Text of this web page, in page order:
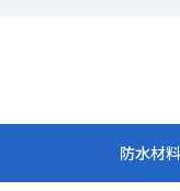
防水材